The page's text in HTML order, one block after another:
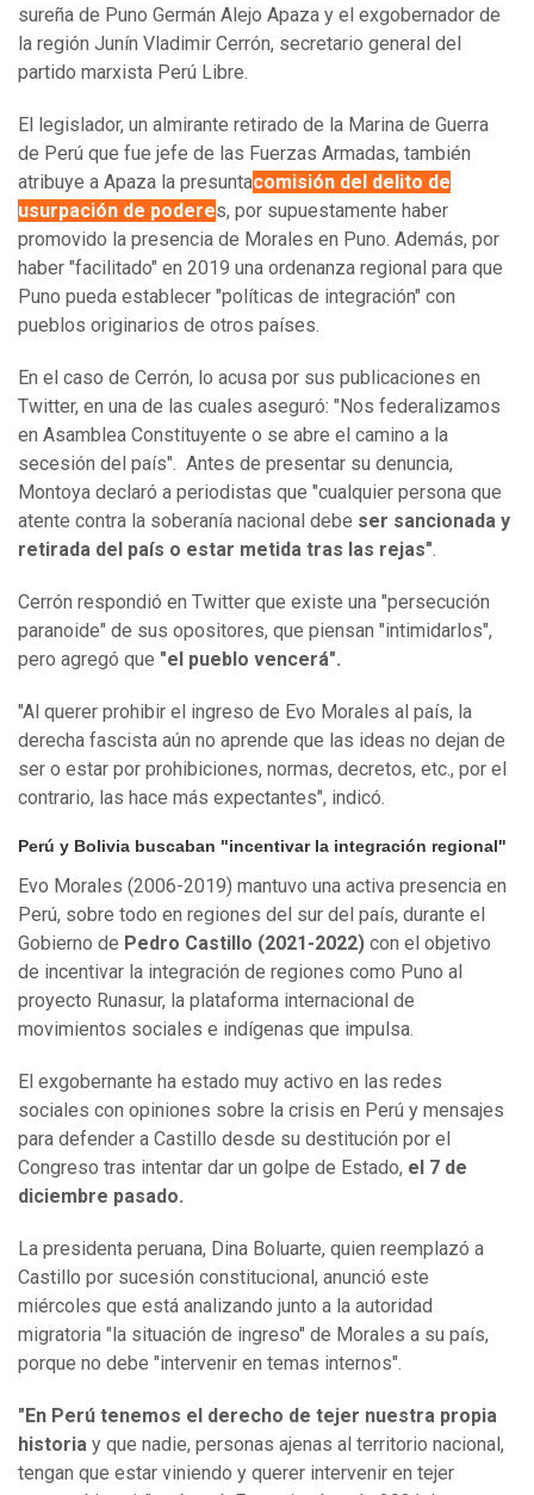
sureña de Puno Germán Alejo Apaza y el exgobernador de
la región Junín Vladimir Cerrón, secretario general del
partido marxista Perú Libre.
El legislador, un almirante retirado de la Marina de Guerra
de Perú que fue jefe de las Fuerzas Armadas, también
atribuye a Apaza la presuntacomisión del delito de
usurpación de poderes, por supuestamente haber
promovido la presencia de Morales en Puno. Además, por
haber "facilitado" en 2019 una ordenanza regional para que
Puno pueda establecer "políticas de integración" con
pueblos originarios de otros países.
En el caso de Cerrón, lo acusa por sus publicaciones en
Twitter, en una de las cuales aseguró: "Nos federalizamos
en Asamblea Constituyente o se abre el camino a la
secesión del país". Antes de presentar su denuncia,
Montoya declaró a periodistas que "cualquier persona que
atente contra la soberanía nacional debe ser sancionada y
retirada del país o estar metida tras las rejas".
Cerrón respondió en Twitter que existe una "persecución
paranoide" de sus opositores, que piensan "intimidarlos",
pero agregó que "el pueblo vencerá".
"Al querer prohibir el ingreso de Evo Morales al país, la
derecha fascista aún no aprende que las ideas no dejan de
ser o estar por prohibiciones, normas, decretos, etc., por el
contrario, las hace más expectantes", indicó.
Perú y Bolivia buscaban "incentivar la integración regional"
Evo Morales (2006-2019) mantuvo una activa presencia en
Perú, sobre todo en regiones del sur del país, durante el
Gobierno de Pedro Castillo (2021-2022) con el objetivo
de incentivar la integración de regiones como Puno al
proyecto Runasur, la plataforma internacional de
movimientos sociales e indígenas que impulsa.
El exgobernante ha estado muy activo en las redes
sociales con opiniones sobre la crisis en Perú y mensajes
para defender a Castillo desde su destitución por el
Congreso tras intentar dar un golpe de Estado, el 7 de
diciembre pasado.
La presidenta peruana, Dina Boluarte, quien reemplazó a
Castillo por sucesión constitucional, anunció este
miércoles que está analizando junto a la autoridad
migratoria "la situación de ingreso" de Morales a su país,
porque no debe "intervenir en temas internos".
"En Perú tenemos el derecho de tejer nuestra propia
historia y que nadie, personas ajenas al territorio nacional,
tengan que estar viniendo y querer intervenir en tejer